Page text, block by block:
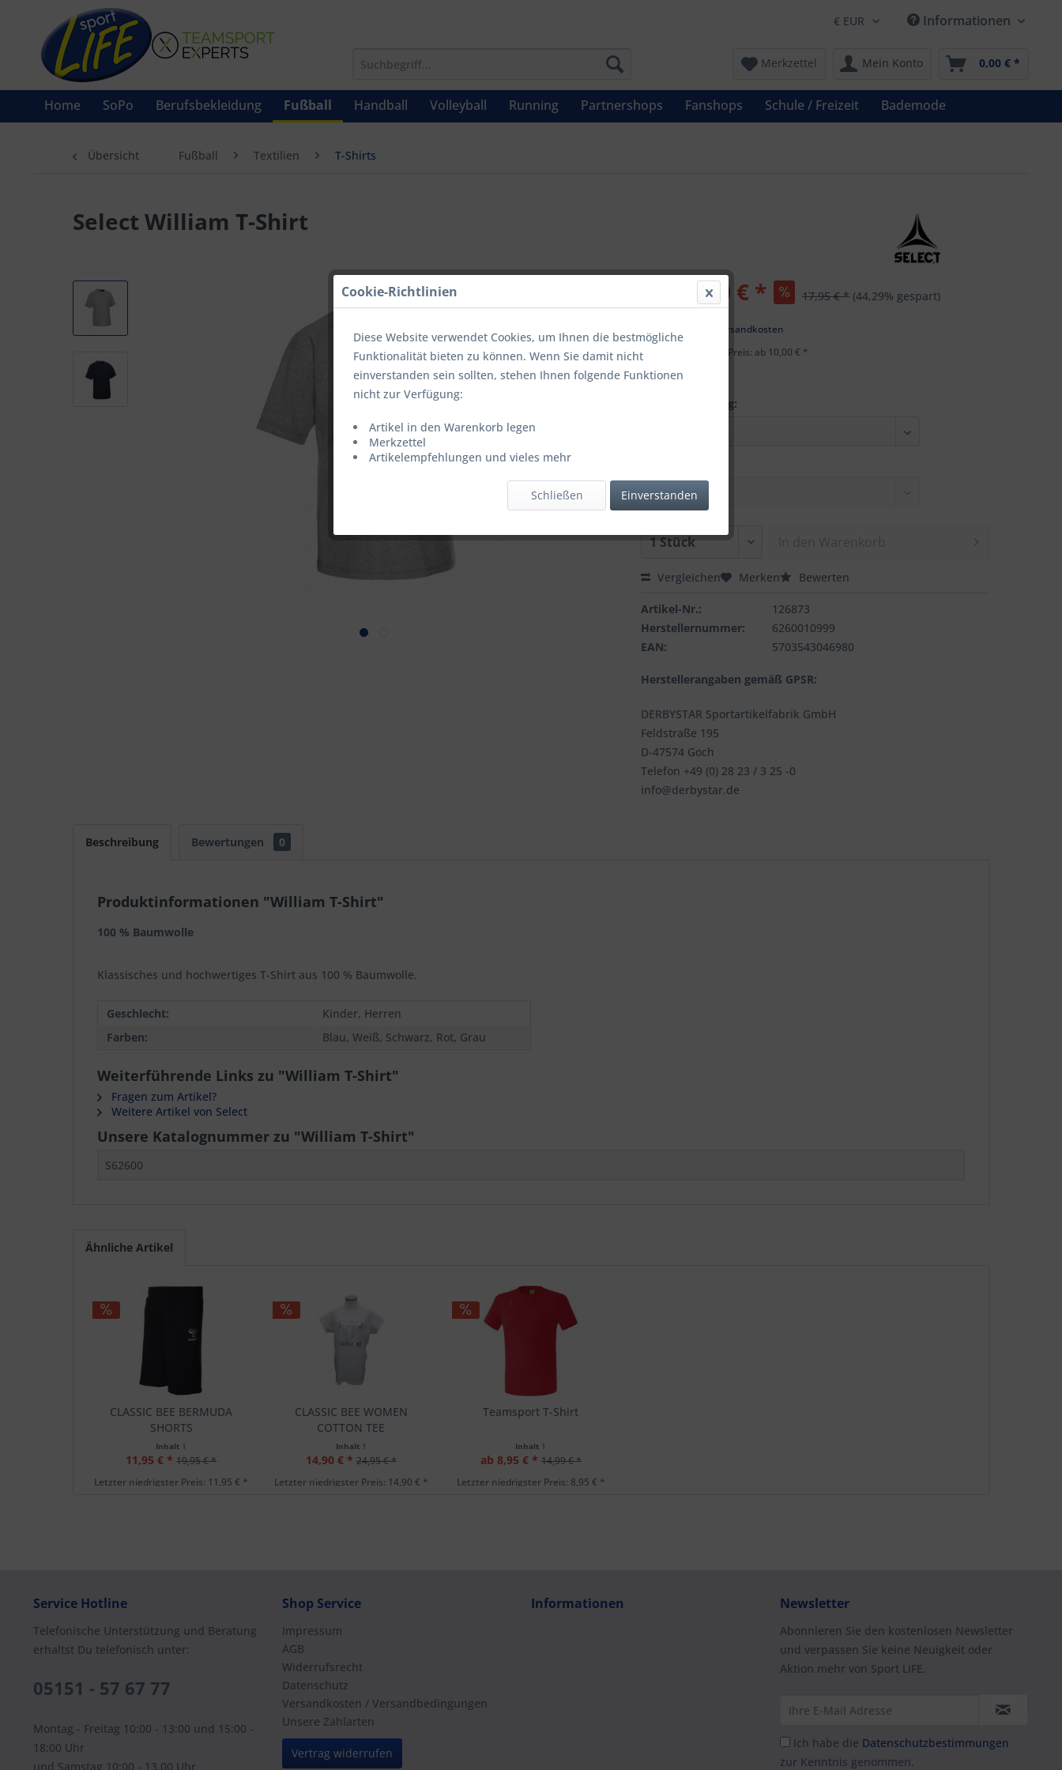
Informationen
Merkzettel Mein Konto 0,00 € *
Home SoPo Berufsbekleidung Fußball Handball Volleyball Running Partnershops Fanshops Schule / Freizeit Bademode
Übersicht Fußball Textilien T-Shirts
Select William T-Shirt
ab 10,00 € * 17,95 € * (44,29% gespart)
zzgl. Versandkosten
Letzter niedrigster Preis: ab 10,00 € *
Farbbezeichnung:
Vergleichen Merken Bewerten
Artikel-Nr.:
126873
Herstellernummer:
6260010999
EAN:
5703543046980
Herstellerangaben gemäß GPSR:
DERBYSTAR Sportartikelfabrik GmbH
Feldstraße 195
D-47574 Goch
Telefon +49 (0) 28 23 / 3 25 -0
info@derbystar.de
Beschreibung Bewertungen 0
Produktinformationen "William T-Shirt"
100 % Baumwolle
Klassisches und hochwertiges T-Shirt aus 100 % Baumwolle.
Geschlecht:
Kinder, Herren
Farben:
Blau, Weiß, Schwarz, Rot, Grau
Weiterführende Links zu "William T-Shirt"
Fragen zum Artikel?
Weitere Artikel von Select
Unsere Katalognummer zu "William T-Shirt"
S62600
Ähnliche Artikel
CLASSIC BEE BERMUDA
SHORTS
Inhalt 1
11,95 € * 19,95 € *
Letzter niedrigster Preis: 11,95 € *
CLASSIC BEE WOMEN
COTTON TEE
Inhalt 1
14,90 € * 24,95 € *
Letzter niedrigster Preis: 14,90 € *
Teamsport T-Shirt
Inhalt 1
ab 8,95 € * 14,99 € *
Letzter niedrigster Preis: 8,95 € *
Service Hotline
Telefonische Unterstützung und Beratung
erhaltst Du telefonisch unter:
05151 - 57 67 77
Montag - Freitag 10:00 - 13:00 und 15:00 -
18:00 Uhr
und Samstag 10:00 - 13.00 Uhr
Shop Service
Impressum
AGB
Widerrufsrecht
Datenschutz
Versandkosten / Versandbedingungen
Unsere Zahlarten
Vertrag widerrufen
Informationen Newsletter
Abonnieren Sie den kostenlosen Newsletter
und verpassen Sie keine Neuigkeit oder
Aktion mehr von Sport LIFE.
Ich habe die Datenschutzbestimmungen
zur Kenntnis genommen.
Cookie-Richtlinien
Diese Website verwendet Cookies, um Ihnen die bestmögliche
Funktionalität bieten zu können. Wenn Sie damit nicht
einverstanden sein sollten, stehen Ihnen folgende Funktionen
nicht zur Verfügung:
Artikel in den Warenkorb legen
Merkzettel
Artikelempfehlungen und vieles mehr
Einverstanden
Schließen